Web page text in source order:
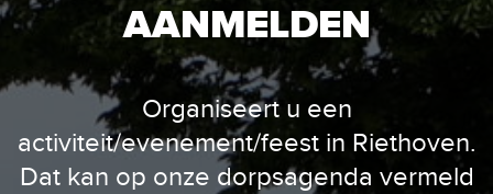
AANMELDEN
Organiseert u een
activiteit/evenement/feest in Riethoven.
Dat kan op onze dorpsagenda vermeld